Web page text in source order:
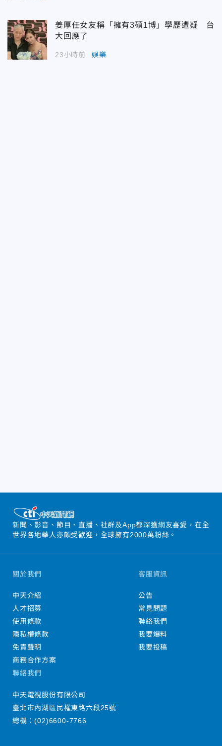
姜厚任女友稱「擁有3碩1博」學歷遭疑 台
大回應了
23小時前 娛樂
新聞、影音、節目、直播、社群及App都深獲網友喜愛，在全
世界各地華人亦頗受歡迎，全球擁有2000萬粉絲。
關於我們
中天介紹
人才招募
使用條款
隱私權條款
免責聲明
商務合作方案
客服資訊
公告
常見問題
聯絡我們
我要爆料
我要投稿
聯絡我們
中天電視股份有限公司
臺北市內湖區民權東路六段25號
總機：(02)6600-7766